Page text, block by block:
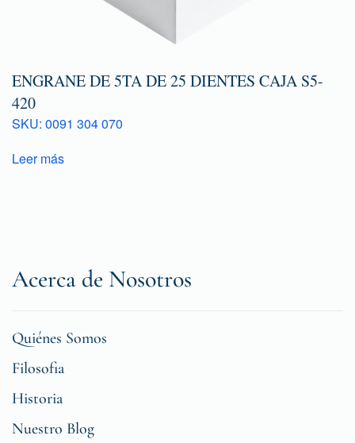
ENGRANE DE 5TA DE 25 DIENTES CAJA S5-
420
SKU: 0091 304 070
Leer más
Acerca de Nosotros
Quiénes Somos
Filosofia
Historia
Nuestro Blog